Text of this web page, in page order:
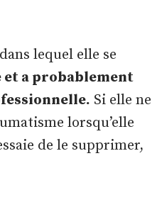
lequel elle se
et a probablement
Si elle ne
lorsqu’elle
de le supprimer,